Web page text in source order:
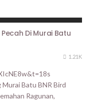
Di Murai Batu
1.21K
Batu BNR Bird
Ragunan,